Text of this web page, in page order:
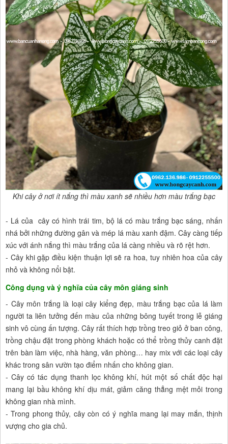
Khi cây ở nơi ít nắng thì màu xanh sẽ nhiều hơn màu trắng bạc
- Lá của cây có hình trái tim, bộ lá có màu trắng bạc sáng, nhấn
nhá bởi những đường gân và mép lá màu xanh đậm. Cây càng tiếp
xúc với ánh nắng thì màu trắng của lá càng nhiều và rõ rệt hơn.
- Cây khi gặp điều kiện thuận lợi sẽ ra hoa, tuy nhiên hoa của cây
nhỏ và không nổi bật.
Công dụng và ý nghĩa của cây môn giáng sinh
- Cây môn trắng là loại cây kiểng đẹp, màu trắng bạc của lá làm
người ta liên tưởng đến màu của những bông tuyết trong lễ giáng
sinh vô cùng ấn tượng. Cây rất thích hợp trồng treo giỏ ở ban công,
trồng chậu đặt trong phòng khách hoặc có thể trồng thủy canh đặt
trên bàn làm việc, nhà hàng, văn phòng… hay mix với các loại cây
khác trong sân vườn tạo điểm nhấn cho không gian.
- Cây có tác dụng thanh lọc không khí, hút một số chất độc hại
mang lại bầu không khí dịu mát, giảm căng thẳng mệt mỏi trong
không gian nhà mình.
- Trong phong thủy, cây còn có ý nghĩa mang lại may mắn, thịnh
vượng cho gia chủ.